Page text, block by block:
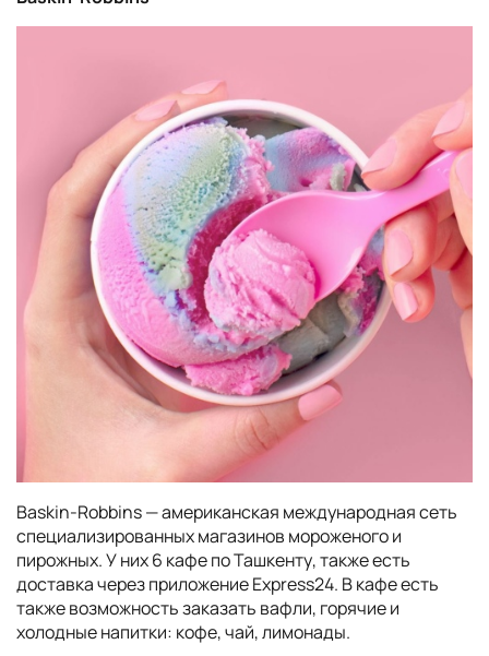
Baskin-Robbins — американская международная сеть
специализированных магазинов мороженого и
пирожных. У них 6 кафе по Ташкенту, также есть
доставка через приложение Express24. В кафе есть
также возможность заказать вафли, горячие и
холодные напитки: кофе, чай, лимонады.